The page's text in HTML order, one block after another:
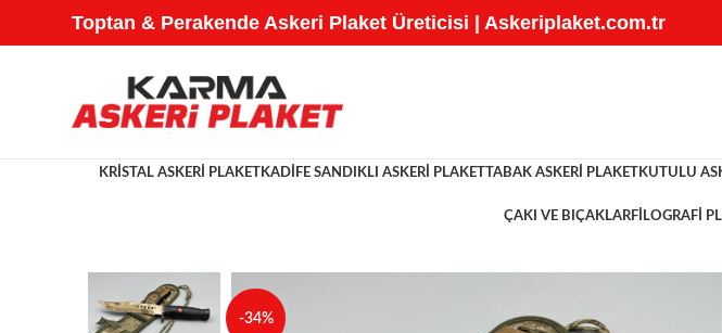
Toptan & Perakende Askeri Plaket Üreticisi | Askeriplaket.com.tr
KRISTAL ASKERI PLAKETKADIFE SANDIKLI ASKERI PLAKETTABAK ASKERI PLAKETKUTULU
ÇAKI VE BIÇAKLARFILOGRAFI
-34%